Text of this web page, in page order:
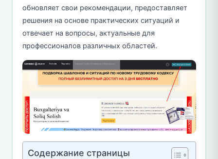
обновляет свои рекомендации, предоставляет
решения на основе практических ситуаций и
отвечает на вопросы, актуальные для
профессионалов различных областей.
Содержание страницы